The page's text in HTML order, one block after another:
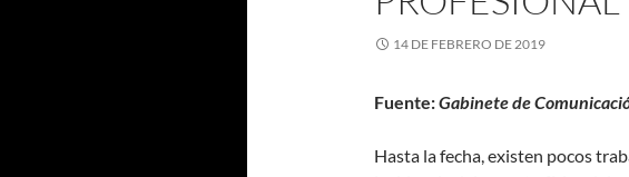
14 DE FEBRERO DE 2019
Fuente:Gabinete de
Hasta la fecha, existen pocos